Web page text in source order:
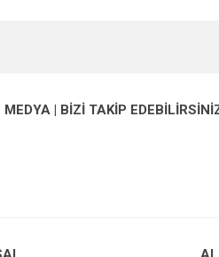
açıklamasında eksik bilgiler bulunuyor.
| BİZİ TAKİP